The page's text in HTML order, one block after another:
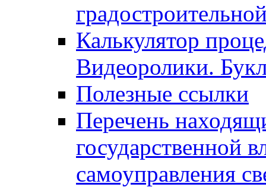
Калькулятор
Видеоролики.
Полезные ссылки
Перечень
государственной
самоуправления